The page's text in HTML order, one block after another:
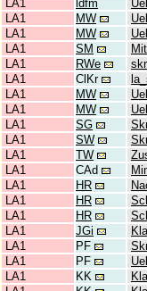
LA1 ldfm
LA1 MW
LA1 MW
LA1 SM
LA1 RWe
LA1 ClKr
LA1 MW
LA1 MW
LA1 SG
LA1 SW
LA1 TW
LA1 CAd
LA1 HR
LA1 HR
LA1 HR
LA1 JGi
LA1 PF
LA1 PF
LA1 KK